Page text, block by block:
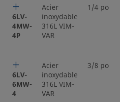
6LV-
4MW-
4P
Acier
inoxydable
316L VIM-
VAR
1/4 po
6LV-
6MW-
4
Acier
inoxydable
316L VIM-
VAR
3/8 po